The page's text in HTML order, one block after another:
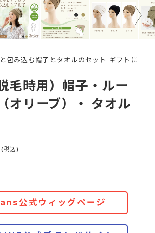
毛時用）帽子・ルー
オリーブ）・ タオル
包み込む帽子とタオルのセット ギフトに
公式ウィッグページ